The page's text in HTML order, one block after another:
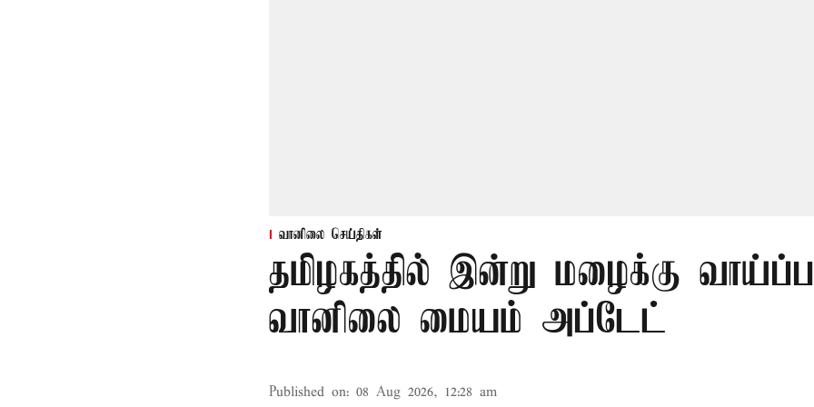
வானிலை செய்திகள்
தமிழகத்தில் இன்று மழைக்கு
வானிலை மையம் அப்டேட்
Published on: 08 Aug 2026, 12:28 am